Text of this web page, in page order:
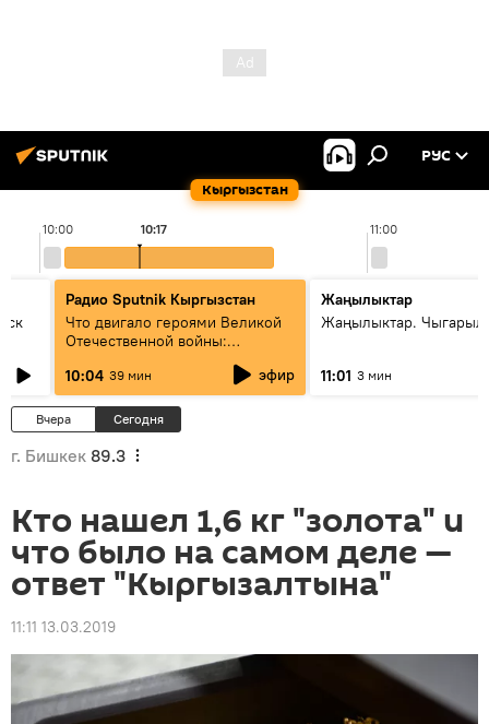
Кыргызстан
РУС
10:00 11:00
10:17
Радио Sputnik Кыргызстан
Что двигало героями Великой
Отечественной войны:
Тулебердиева
10:04 39 мин эфир
Жаңылыктар
Жаңылыктар.
11:01 3 мин
Вчера Сегодня
г. Бишкек 89.3
Кто нашел 1,6 кг "золота" и
что было на самом деле —
ответ "Кыргызалтына"
11:11 13.03.2019